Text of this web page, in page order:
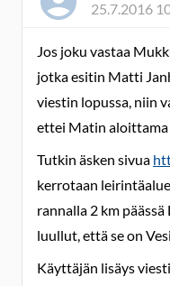
25.7.2016
Jos joku vastaa
jotka esitin Matti
viestin lopussa, niin
ettei Matin
Tutkin äsken sivua
kerrotaan
rannalla 2 km
luullut, että se on
Käyttäjän lisäys